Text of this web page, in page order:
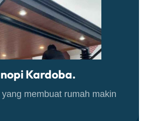
Kardoba.
membuat rumah makin